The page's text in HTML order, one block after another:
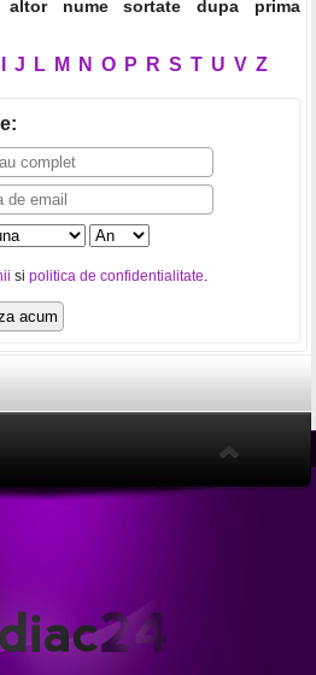
altor nume sortate dupa prima
J L M N O P R S T U V Z
:
si politica de confidentialitate.